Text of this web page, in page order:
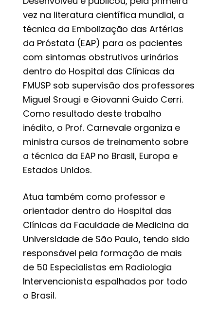
vez na literatura científica mundial, a
técnica da Embolização das Artérias
da Próstata (EAP) para os pacientes
com sintomas obstrutivos urinários
dentro do Hospital das Clínicas da
FMUSP sob supervisão dos professores
Miguel Srougi e Giovanni Guido Cerri.
Como resultado deste trabalho
inédito, o Prof. Carnevale organiza e
ministra cursos de treinamento sobre
a técnica da EAP no Brasil, Europa e
Estados Unidos.
Atua também como professor e
orientador dentro do Hospital das
Clínicas da Faculdade de Medicina da
Universidade de São Paulo, tendo sido
responsável pela formação de mais
de 50 Especialistas em Radiologia
Intervencionista espalhados por todo
o Brasil.